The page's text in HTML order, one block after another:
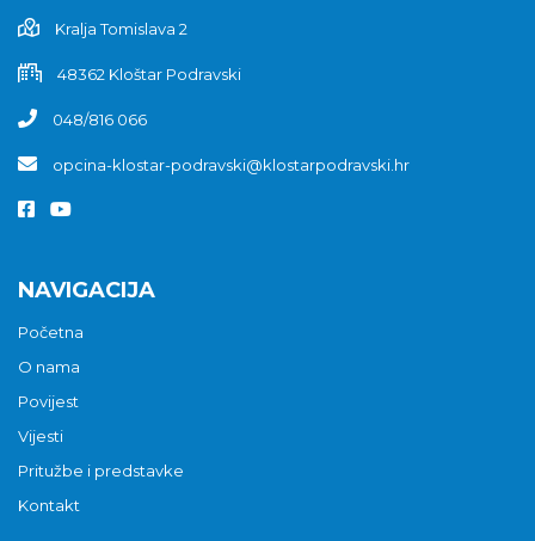
Kralja Tomislava 2
48362 Kloštar Podravski
048/816 066
opcina-klostar-podravski@klostarpodravski.hr
NAVIGACIJA
Početna
O nama
Povijest
Vijesti
Pritužbe i predstavke
Kontakt